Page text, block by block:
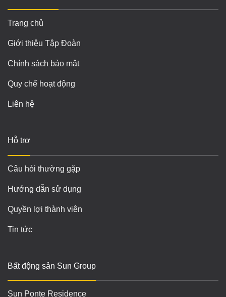
Trang chủ
Giới thiệu Tập Đoàn
Chính sách bảo mật
Quy chế hoạt động
Liên hệ
Hỗ trợ
Câu hỏi thường gặp
Hướng dẫn sử dụng
Quyền lợi thành viên
Tin tức
Bất động sản Sun Group
Sun Ponte Residence